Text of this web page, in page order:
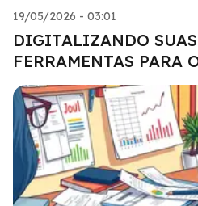
19/05/2026 - 03:01
DIGITALIZANDO
FERRAMENTAS PARA